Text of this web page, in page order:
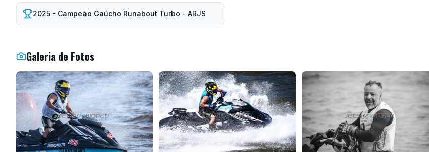
2025 - Campeão Gaúcho Runabout Turbo - ARJS
Galeria de Fotos